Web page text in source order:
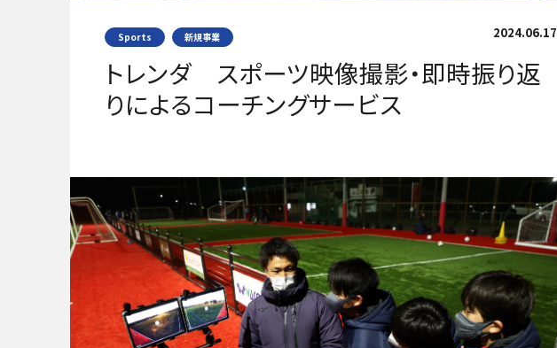
Sports 新規事業
トレンダ スポーツ映像撮影・即時振り返
りによるコーチングサービス
2024.06.17